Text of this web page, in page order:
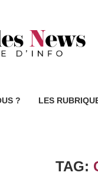
? LES
TAG: